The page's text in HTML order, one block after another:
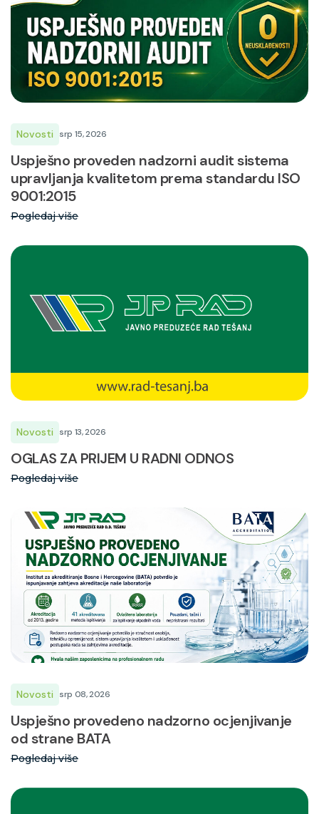
Novosti srp 15, 2026
Uspješno proveden nadzorni audit sistema
upravljanja kvalitetom prema standardu ISO
9001:2015
Pogledaj više
Novosti srp 13, 2026
OGLAS ZA PRIJEM U RADNI ODNOS
Pogledaj više
Novosti srp 08, 2026
Uspješno provedeno nadzorno ocjenjivanje
od strane BATA
Pogledaj više